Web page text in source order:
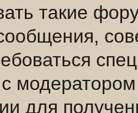
такие
для